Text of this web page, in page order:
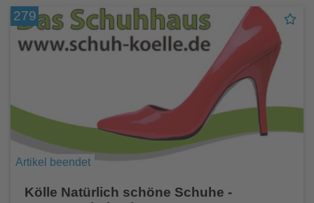
279
Artikel beendet
Kölle Natürlich schöne Schuhe -